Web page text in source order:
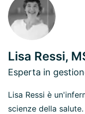
Lisa Ressi,
Esperta in
Lisa Ressi è
scienze della